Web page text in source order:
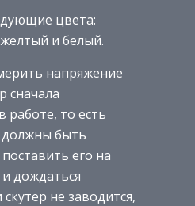
цвета:
и белый.
напряжение
сначала
работе, то есть
быть
его на
дождаться
не заводится,